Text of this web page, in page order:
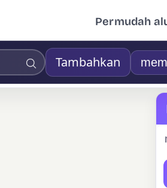
Permudah
Tambahkan